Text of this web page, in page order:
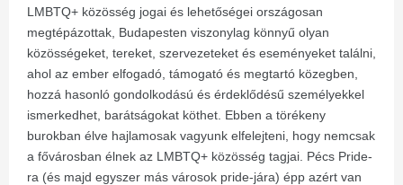
LMBTQ+ közösség jogai és lehetőségei országosan
megtépázottak, Budapesten viszonylag könnyű olyan
közösségeket, tereket, szervezeteket és eseményeket találni,
ahol az ember elfogadó, támogató és megtartó közegben,
hozzá hasonló gondolkodású és érdeklődésű személyekkel
ismerkedhet, barátságokat köthet. Ebben a törékeny
burokban élve hajlamosak vagyunk elfelejteni, hogy nemcsak
a fővárosban élnek az LMBTQ+ közösség tagjai. Pécs Pride-
ra (és majd egyszer más városok pride-jára) épp azért van